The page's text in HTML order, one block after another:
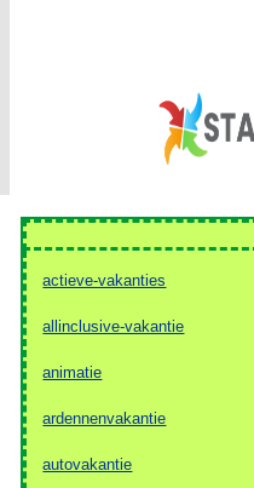
actieve-vakanties
allinclusive-vakantie
animatie
ardennenvakantie
autovakantie